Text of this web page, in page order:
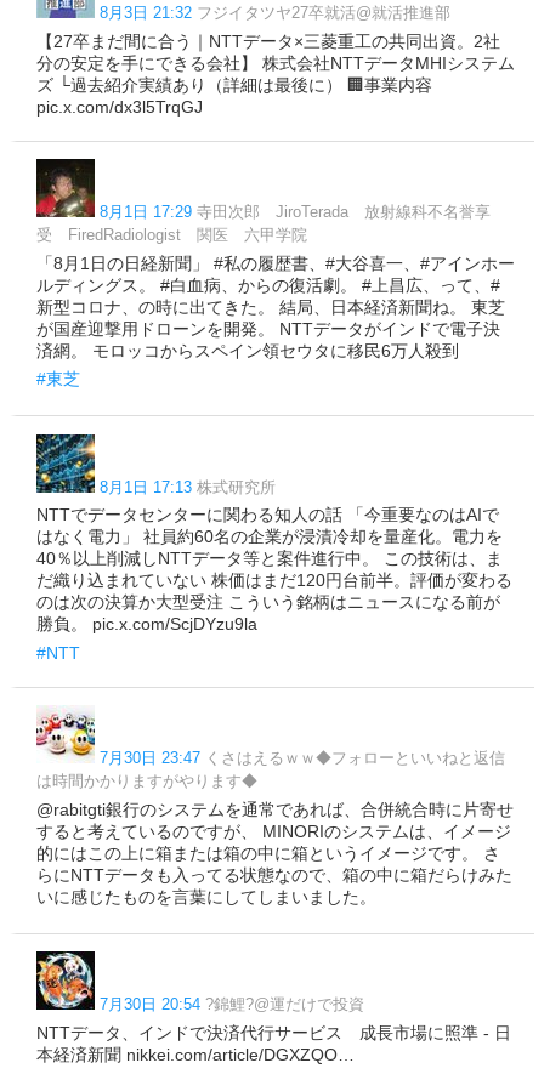
8月3日 21:32 フジイタツヤ27卒就活@就活推進部
【27卒まだ間に合う｜NTTデータ×三菱重工の共同出資。2社
分の安定を手にできる会社】 株式会社NTTデータMHIシステム
ズ └過去紹介実績あり（詳細は最後に） 🏢事業内容
pic.x.com/dx3l5TrqGJ
8月1日 17:29 寺田次郎 JiroTerada 放射線科不名誉享
受 FiredRadiologist 関医 六甲学院
「8月1日の日経新聞」 #私の履歴書、#大谷喜一、#アインホー
ルディングス。 #白血病、からの復活劇。 #上昌広、って、#
新型コロナ、の時に出てきた。 結局、日本経済新聞ね。 東芝
が国産迎撃用ドローンを開発。 NTTデータがインドで電子決
済網。 モロッコからスペイン領セウタに移民6万人殺到
#東芝
8月1日 17:13 株式研究所
NTTでデータセンターに関わる知人の話 「今重要なのはAIで
はなく電力」 社員約60名の企業が浸漬冷却を量産化。電力を
40％以上削減しNTTデータ等と案件進行中。 この技術は、ま
だ織り込まれていない 株価はまだ120円台前半。評価が変わる
のは次の決算か大型受注 こういう銘柄はニュースになる前が
勝負。 pic.x.com/ScjDYzu9la
#NTT
7月30日 23:47 くさはえるｗｗ◆フォローといいねと返信
は時間かかりますがやります◆
@rabitgti銀行のシステムを通常であれば、合併統合時に片寄せ
すると考えているのですが、 MINORIのシステムは、イメージ
的にはこの上に箱または箱の中に箱というイメージです。 さ
らにNTTデータも入ってる状態なので、箱の中に箱だらけみた
いに感じたものを言葉にしてしまいました。
7月30日 20:54 ?錦鯉?@運だけで投資
NTTデータ、インドで決済代行サービス 成長市場に照準 - 日
本経済新聞 nikkei.com/article/DGXZQO…